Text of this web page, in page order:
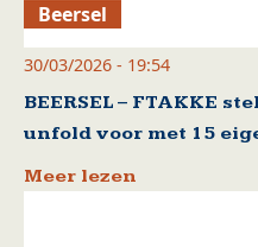
Beersel
30/03/2026 - 19:54
BEERSEL – FTAKKE
unfold voor met 15
Meer lezen